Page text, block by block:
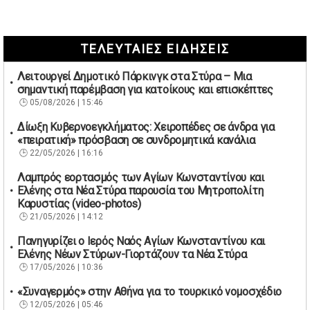
ΤΕΛΕΥΤΑΙΕΣ ΕΙΔΗΣΕΙΣ
Λειτουργεί Δημοτικό Πάρκινγκ στα Στύρα – Μια
σημαντική παρέμβαση για κατοίκους και επισκέπτες
05/08/2026 | 15:46
Δίωξη Κυβερνοεγκλήματος: Χειροπέδες σε άνδρα για
«πειρατική» πρόσβαση σε συνδρομητικά κανάλια
22/05/2026 | 16:16
Λαμπρός εορτασμός των Αγίων Κωνσταντίνου και
Ελένης στα Νέα Στύρα παρουσία του Μητροπολίτη
Καρυστίας (video-photos)
21/05/2026 | 14:12
Πανηγυρίζει ο Ιερός Ναός Αγίων Κωνσταντίνου και
Ελένης Νέων Στύρων-Γιορτάζουν τα Νέα Στύρα
17/05/2026 | 10:36
«Συναγερμός» στην Αθήνα για το τουρκικό νομοσχέδιο
12/05/2026 | 05:46